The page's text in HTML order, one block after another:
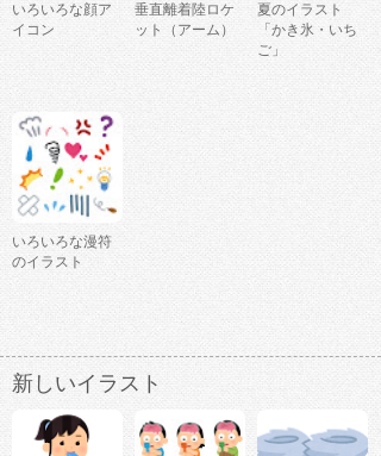
いろいろな顔ア
イコン
垂直離着陸ロケ
ット（アーム）
夏のイラスト
「かき氷・いち
ご」
いろいろな漫符
のイラスト
新しいイラスト